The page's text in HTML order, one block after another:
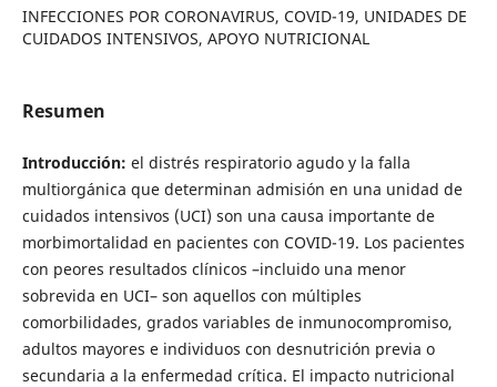
INFECCIONES POR CORONAVIRUS, COVID-19, UNIDADES DE
CUIDADOS INTENSIVOS, APOYO NUTRICIONAL
Resumen
Introducción: el distrés respiratorio agudo y la falla
multiorgánica que determinan admisión en una unidad de
cuidados intensivos (UCI) son una causa importante de
morbimortalidad en pacientes con COVID-19. Los pacientes
con peores resultados clínicos –incluido una menor
sobrevida en UCI– son aquellos con múltiples
comorbilidades, grados variables de inmunocompromiso,
adultos mayores e individuos con desnutrición previa o
secundaria a la enfermedad crítica. El impacto nutricional